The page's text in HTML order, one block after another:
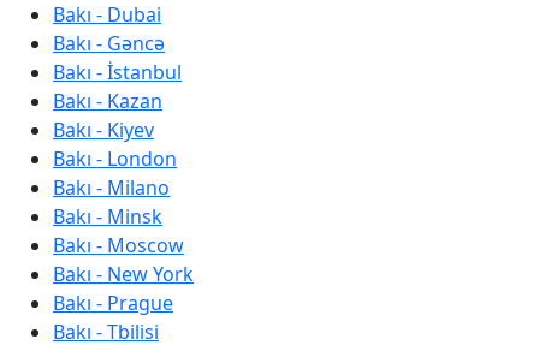
Bakı - Dubai
Bakı - Gəncə
Bakı - İstanbul
Bakı - Kazan
Bakı - Kiyev
Bakı - London
Bakı - Milano
Bakı - Minsk
Bakı - Moscow
Bakı - New York
Bakı - Prague
Bakı - Tbilisi